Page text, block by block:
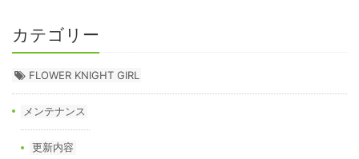
カテゴリー
FLOWER KNIGHT GIRL
メンテナンス
更新内容